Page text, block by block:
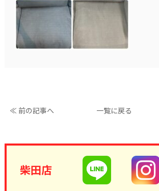
≪ 前の記事へ 一覧に戻る
柴田店